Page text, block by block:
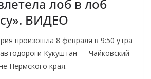
лоб в лоб
ВИДЕО
произошла 8 февраля в 9:50 утра
Кукуштан — Чайковский
Пермского края.